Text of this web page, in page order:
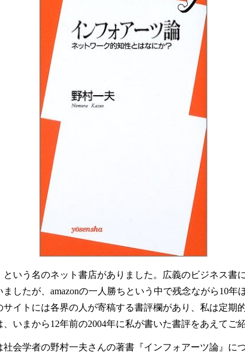
という名のネット書店がありました。広義のビジネス書
したが、amazonの一人勝ちという中で残念ながら10年
サイトには各界の人が寄稿する書評欄があり、私は定期
、いまから12年前の2004年に私が書いた書評をあえてご
社会学者の野村一夫さんの著書『インフォアーツ論』に